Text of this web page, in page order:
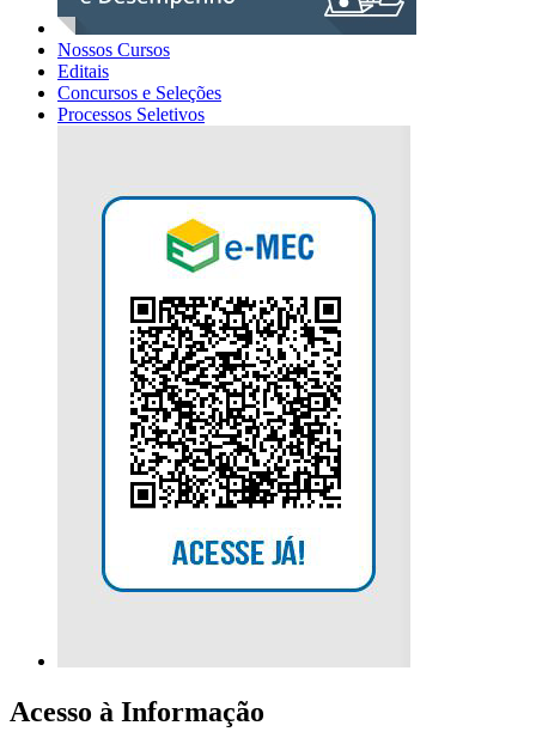
Nossos Cursos
Editais
Concursos e Seleções
Processos Seletivos
Acesso à Informação